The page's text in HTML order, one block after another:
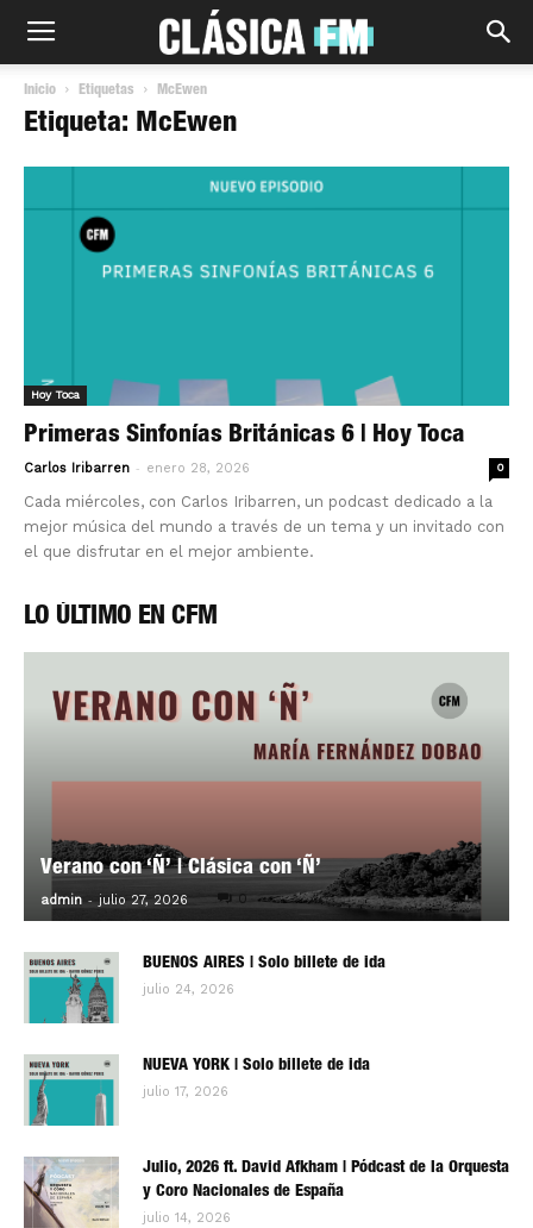
Inicio Etiquetas McEwen
Etiqueta: McEwen
Hoy Toca
Primeras Sinfonías Británicas 6 | Hoy Toca
Carlos Iribarren - enero 28, 2026 0
Cada miércoles, con Carlos Iribarren, un podcast dedicado a la
mejor música del mundo a través de un tema y un invitado con
el que disfrutar en el mejor ambiente.
LO ÚLTIMO EN CFM
Verano con ‘Ñ’ | Clásica con ‘Ñ’
admin - julio 27, 2026 0
BUENOS AIRES | Solo billete de ida
julio 24, 2026
NUEVA YORK | Solo billete de ida
julio 17, 2026
Julio, 2026 ft. David Afkham | Pódcast de la Orquesta
y Coro Nacionales de España
julio 14, 2026